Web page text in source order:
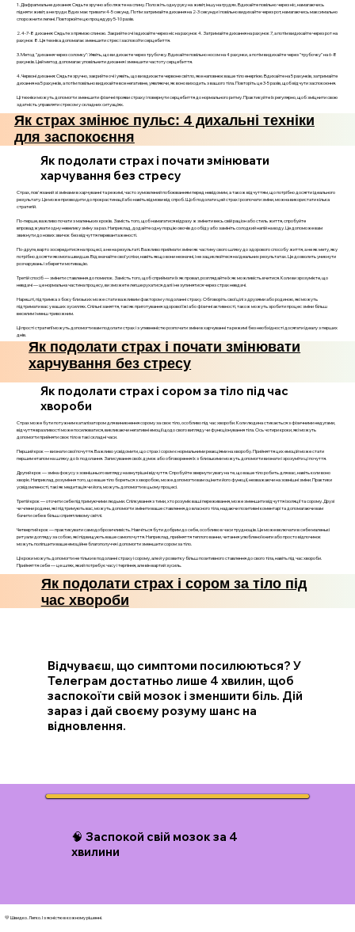
1. Діафрагмальне дихання: Сядьте зручно або ляжте на спину. Положіть одну руку на живіт, іншу на грудях. Вдихайте повільно через ніс, намагаючись
підняти живіт, а не груди. Вдих має тривати 4-5 секунд. Потім затримайте дихання на 2-3 секунди і повільно видихайте через рот, намагаючись максимально
спорожнити легені. Повторюйте цю процедуру 5-10 разів.
2. 4-7-8 дихання: Сядьте з прямою спиною. Закрийте очі і вдихайте через ніс на рахунок 4. Затримайте дихання на рахунок 7, а потім видихайте через рот на
рахунок 8. Ця техніка допомагає зменшити стрес і заспокоїти серцебиття.
3. Метод "дихання через соломку": Уявіть, що ви дихаєте через трубочку. Вдихайте повільно носом на 4 рахунки, а потім видихайте через "трубочку" на 6-8
рахунків. Цей метод допомагає уповільнити дихання і зменшити частоту серцебиття.
4. Червоні дихання: Сядьте зручно, закрийте очі і уявіть, що ви вдихаєте червоне світло, яке наповнює ваше тіло енергією. Вдихайте на 5 рахунків, затримайте
дихання на 5 рахунків, а потім повільно видихайте все негативне, уявляючи, як воно виходить з вашого тіла. Повторіть це 3-5 разів, щоб відчути заспокоєння.
Ці техніки можуть допомогти зменшити фізичні прояви страху і повернути серцебиття до нормального ритму. Практикуйте їх регулярно, щоб зміцнити свою
здатність управляти стресом у складних ситуаціях.
Як страх змінює пульс: 4 дихальні техніки
для заспокоєння
Як подолати страх і почати змінювати
харчування без стресу
Страх, пов'язаний зі змінами в харчуванні та режимі, часто зумовлений побоюванням перед невідомим, а також відчуттям, що потрібно досягти ідеального
результату. Це може призводити до прокрастинації або навіть відмови від спроб. Щоб подолати цей страх і розпочати зміни, можна використати кілька
стратегій.
По-перше, важливо почати з маленьких кроків. Замість того, щоб намагатися відразу ж змінити весь свій раціон або стиль життя, спробуйте
впроваджувати одну невелику зміну за раз. Наприклад, додайте одну порцію овочів до обіду або замініть солодкий напій на воду. Це допоможе вам
звикнути до нових звичок без відчуття перевантаженості.
По-друге, варто зосередитися на процесі, а не на результаті. Важливо приймати зміни як частину свого шляху до здорового способу життя, а не як мету, яку
потрібно досягти якомога швидше. Відзначайте свої успіхи, навіть якщо вони незначні, і не зациклюйтеся на ідеальних результатах. Це дозволить уникнути
розчарувань і зберегти мотивацію.
Третій спосіб — змінити ставлення до помилок. Замість того, щоб сприймати їх як провал, розглядайте їх як можливість вчитися. Коли ви зрозумієте, що
невдачі — це нормальна частина процесу, ви зможете легше рухатися далі і не зупинятися через страх невдачі.
Нарешті, підтримка з боку близьких може стати важливим фактором у подоланні страху. Обговоріть свої цілі з друзями або родиною, які можуть
підтримати вас у ваших зусиллях. Спільні заняття, такі як приготування здорової їжі або фізичні активності, також можуть зробити процес зміни більш
веселим і менш тривожним.
Ці прості стратегії можуть допомогти вам подолати страх і з упевненістю розпочати зміни в харчуванні та режимі без необхідності досягати ідеалу з перших
днів.
Як подолати страх і почати змінювати
харчування без стресу
Як подолати страх і сором за тіло під час
хвороби
Страх може бути потужним каталізатором для виникнення сорому за своє тіло, особливо під час хвороби. Коли людина стикається з фізичними недугами,
відчуття вразливості може посилюватися, викликаючи негативні емоції щодо свого вигляду чи функціонування тіла. Ось чотири кроки, які можуть
допомогти прийняти своє тіло в такі складні часи.
Перший крок — визнати свої почуття. Важливо усвідомити, що страх і сором є нормальними реакціями на хворобу. Прийняття цих емоцій може стати
першим етапом на шляху до їх подолання. Записування своїх думок або обговорення їх з близькими можуть допомогти визнати і зрозуміти ці почуття.
Другий крок — зміна фокусу з зовнішнього вигляду на внутрішні відчуття. Спробуйте звернути увагу на те, що ваше тіло робить для вас, навіть коли воно
хворіє. Наприклад, розуміння того, що ваше тіло бореться з хворобою, може допомогти вам оцінити його функції, незважаючи на зовнішні зміни. Практики
усвідомленості, такі як медитація чи йога, можуть допомогти в цьому процесі.
Третій крок — оточити себе підтримуючими людьми. Спілкування з тими, хто розуміє ваші переживання, може зменшити відчуття ізоляції та сорому. Друзі
чи члени родини, які підтримують вас, можуть допомогти змінити ваше ставлення до власного тіла, надаючи позитивні коментарі та допомагаючи вам
бачити себе в більш сприятливому світлі.
Четвертий крок — практикувати самодоброзичливість. Навчіться бути добрим до себе, особливо в часи труднощів. Це може включати в себе маленькі
ритуали догляду за собою, які підвищують ваше самопочуття. Наприклад, прийняття теплого ванни, читання улюбленої книги або просто відпочинок
можуть поліпшити ваше емоційне благополуччя і допомогти зменшити сором за тіло.
Ці кроки можуть допомогти не тільки в подоланні страху і сорому, але й у розвитку більш позитивного ставлення до свого тіла, навіть під час хвороби.
Прийняття себе — це шлях, який потребує часу і терпіння, але він вартий зусиль.
Як подолати страх і сором за тіло під
час хвороби
Відчуваєш, що симптоми посилюються? У
Телеграм достатньо лише 4 хвилин, щоб
заспокоїти свій мозок і зменшити біль. Дій
зараз і дай своєму розуму шанс на
відновлення.
🧠 Заспокой свій мозок за 4
хвилини
💛 Швидко. Легко. І з ясністю в кожному рішенні.